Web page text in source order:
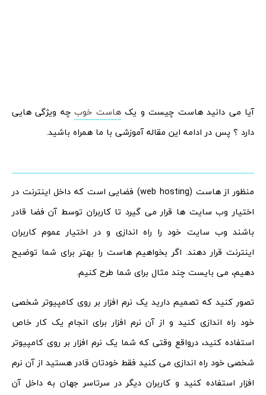
آیا می دانید هاست چیست و یکهاست خوبچه ویژگی هایی
دارد ؟ پس در ادامه این مقاله آموزشی با ما همراه باشید.
منظور از هاست (web hosting) فضایی است که داخل اینترنت در
اختیار وب سایت ها قرار می گیرد تا کاربران توسط آن فضا قادر
باشند وب سایت خود را راه اندازی و در اختیار عموم کاربران
اینترنت قرار دهند. اگر بخواهیم هاست را بهتر برای شما توضیح
دهیم، می بایست چند مثال برای شما طرح کنیم.
تصور کنید که تصمیم دارید یک نرم افزار بر روی کامپیوتر شخصی
خود راه اندازی کنید و از آن نرم افزار برای انجام یک کار خاص
استفاده کنید، درواقع وقتی که شما یک نرم افزار بر روی کامپیوتر
شخصی خود راه اندازی می کنید فقط خودتان قادر هستید از آن نرم
افزار استفاده کنید و کاربران دیگر در سرتاسر جهان به داخل آن